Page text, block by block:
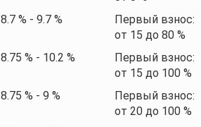
8.7 % - 9.7 %
Первый взнос:
от 15 до 80%
8.75 % - 10.2 %
Первый взнос:
от 15 до 100%
8.75 % - 9 %
Первый взнос:
от 20до 100%